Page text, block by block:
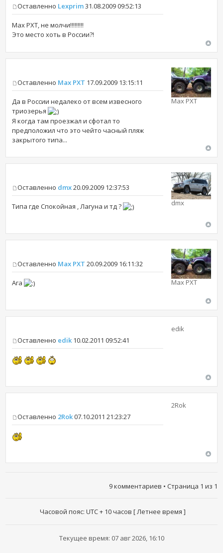
Оставленно Lexprim31.08.2009 09:52:13
Max PXT, не молчи!!!!!!!!!
Это место хоть в России?!
Оставленно Max PXT 17.09.2009 13:15:11
Да в России недалеко от всем извесного
триозерья
Я когда там проезжал и сфотал то
предположил что это чейто часный пляж
закрытого типа...
Max PXT
Оставленно dmx20.09.2009 12:37:53
Типа где Спокойная , Лагуна и тд ? dmx
Оставленно Max PXT 20.09.2009 16:11:32
Ага Max PXT
Оставленно edik 10.02.2011 09:52:41
edik
Оставленно 2Rok07.10.2011 21:23:27
2Rok
9 комментариев • Страница 1 из 1
Часовой пояс: UTC + 10 часов [ Летнее время ]
Текущее время: 07 авг 2026, 16:10